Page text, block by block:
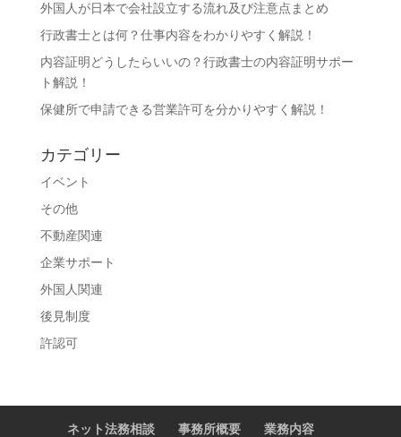
外国人が日本で会社設立する流れ及び注意点まとめ
行政書士とは何？仕事内容をわかりやすく解説！
内容証明どうしたらいいの？行政書士の内容証明サポー
ト解説！
保健所で申請できる営業許可を分かりやすく解説！
カテゴリー
イベント
その他
不動産関連
企業サポート
外国人関連
後見制度
許認可
ネット法務相談 事務所概要 業務内容